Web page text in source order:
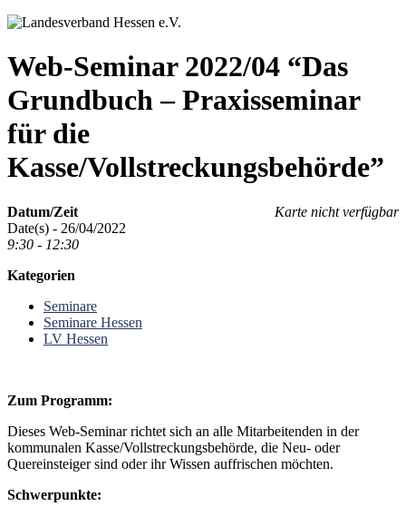
Web-Seminar 2022/04 “Das
Grundbuch – Praxisseminar
für die
Kasse/Vollstreckungsbehörde”
Karte nicht verfügbar
Datum/Zeit
Date(s) - 26/04/2022
9:30 - 12:30
Kategorien
Seminare
Seminare Hessen
LV Hessen
Zum Programm:
Dieses Web-Seminar richtet sich an alle Mitarbeitenden in der
kommunalen Kasse/Vollstreckungsbehörde, die Neu- oder
Quereinsteiger sind oder ihr Wissen auffrischen möchten.
Schwerpunkte: